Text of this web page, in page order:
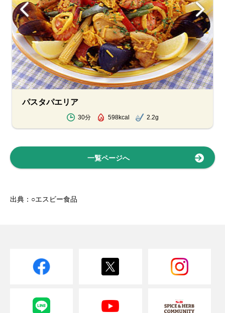
パスタパエリア
30分 598kcal 2.2g
一覧ページへ
出典：○エスビー食品